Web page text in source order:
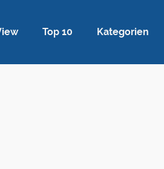
Top 10 Kategorien